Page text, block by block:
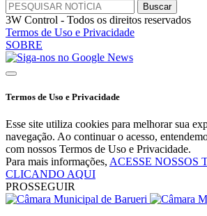
3W Control - Todos os direitos reservados
Termos de Uso e Privacidade
SOBRE
Termos de Uso e Privacidade
Esse site utiliza cookies para melhorar sua
navegação. Ao continuar o acesso,
com nossos Termos de Uso e Privacidade.
Para mais informações, ACESSE NOSSOS
CLICANDO AQUI
PROSSEGUIR